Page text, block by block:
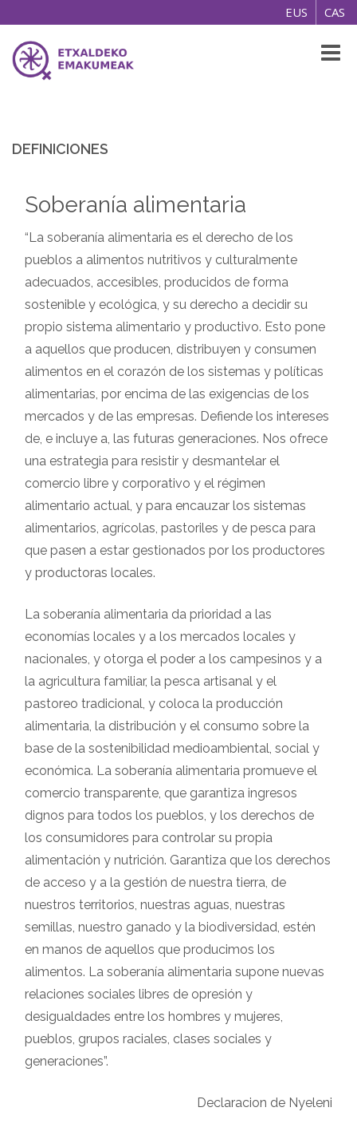
EUS CAS
DEFINICIONES
Soberanía alimentaria
“La soberanía alimentaria es el derecho de los
pueblos a alimentos nutritivos y culturalmente
adecuados, accesibles, producidos de forma
sostenible y ecológica, y su derecho a decidir su
propio sistema alimentario y productivo. Esto pone
a aquellos que producen, distribuyen y consumen
alimentos en el corazón de los sistemas y políticas
alimentarias, por encima de las exigencias de los
mercados y de las empresas. Defiende los intereses
de, e incluye a, las futuras generaciones. Nos ofrece
una estrategia para resistir y desmantelar el
comercio libre y corporativo y el régimen
alimentario actual, y para encauzar los sistemas
alimentarios, agrícolas, pastoriles y de pesca para
que pasen a estar gestionados por los productores
y productoras locales.
La soberanía alimentaria da prioridad a las
economías locales y a los mercados locales y
nacionales, y otorga el poder a los campesinos y a
la agricultura familiar, la pesca artisanal y el
pastoreo tradicional, y coloca la producción
alimentaria, la distribución y el consumo sobre la
base de la sostenibilidad medioambiental, social y
económica. La soberanía alimentaria promueve el
comercio transparente, que garantiza ingresos
dignos para todos los pueblos, y los derechos de
los consumidores para controlar su propia
alimentación y nutrición. Garantiza que los derechos
de acceso y a la gestión de nuestra tierra, de
nuestros territorios, nuestras aguas, nuestras
semillas, nuestro ganado y la biodiversidad, estén
en manos de aquellos que producimos los
alimentos. La soberanía alimentaria supone nuevas
relaciones sociales libres de opresión y
desigualdades entre los hombres y mujeres,
pueblos, grupos raciales, clases sociales y
generaciones”.
Declaracion de Nyeleni